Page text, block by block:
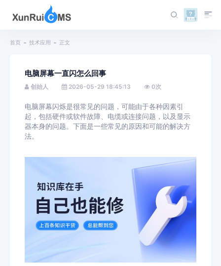
首页 技术应用 正文
电脑屏幕一直闪怎么回事
创始人 2026-05-29 18:45:13 0次
电脑屏幕闪烁是很常见的问题，可能由于各种因素引
起，包括硬件或软件故障、电缆或连接问题，以及显示
器本身的问题。下面是一些常见的原因和可能的解决方
法。